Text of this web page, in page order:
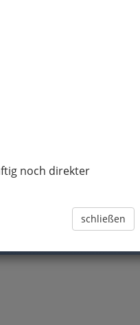
noch direkter
schließen